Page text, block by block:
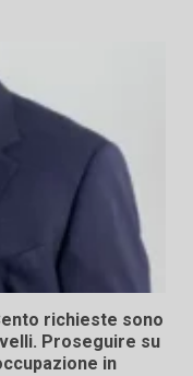
richieste sono
Proseguire su
in